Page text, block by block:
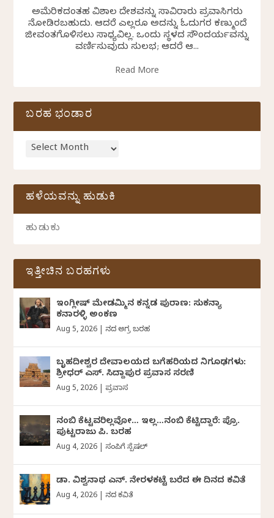
ಅಮೆರಿಕದಂತಹ ವಿಶಾಲ ದೇಶವನ್ನು ಸಾವಿರಾರು ಪ್ರವಾಸಿಗರು
ನೋಡಿರಬಹುದು. ಆದರೆ ಎಲ್ಲರೂ ಅದನ್ನು ಓದುಗರ ಕಣ್ಮುಂದೆ
ಜೀವಂತಗೊಳಿಸಲು ಸಾಧ್ಯವಿಲ್ಲ. ಒಂದು ಸ್ಥಳದ ಸೌಂದರ್ಯವನ್ನು
ವರ್ಣಿಸುವುದು ಸುಲಭ; ಆದರೆ ಆ...
Read More
ಬರಹ ಭಂಡಾರ
ಹಳೆಯವನ್ನು ಹುಡುಕಿ
ಇತ್ತೀಚಿನ ಬರಹಗಳು
ಇಂಗ್ಲೀಷ್ ಮೇಡಮ್ಮಿನ ಕನ್ನಡ ಪುರಾಣ: ಸುಕನ್ಯಾ
ಕನಾರಳ್ಳಿ ಅಂಕಣ
Aug 5, 2026 ದಿನದ ಅಗ್ರ ಬರಹ
ಬೃಹದೀಶ್ವರ ದೇವಾಲಯದ ಬಗೆಹರಿಯದ ನಿಗೂಢಗಳು:
ಶ್ರೀಧರ್‌ ಎಸ್.‌ ಸಿದ್ದಾಪುರ ಪ್ರವಾಸ ಸರಣಿ
Aug 5, 2026 ಪ್ರವಾಸ
ನಂಬಿ ಕೆಟ್ಟವರಿಲ್ಲವೋ… ಇಲ್ಲ…ನಂಬಿ ಕೆಟ್ಟಿದ್ದಾರೆ: ಪ್ರೊ.
ಪುಟ್ಟರಾಜು ಪಿ. ಬರಹ
Aug 4, 2026 ಸಂಪಿಗೆ ಸ್ಪೆಷಲ್
ಡಾ. ವಿಶ್ವನಾಥ ಎನ್.‌ ನೇರಳಕಟ್ಟೆ ಬರೆದ ಈ ದಿನದ ಕವಿತೆ
Aug 4, 2026 ದಿನದ ಕವಿತೆ